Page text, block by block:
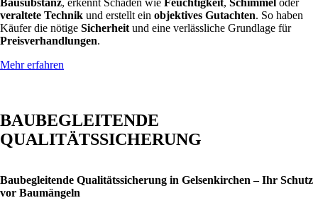
veraltete Technik und erstellt ein objektives Gutachten. So haben
Käufer die nötige Sicherheit und eine verlässliche Grundlage für
Preisverhandlungen.
Mehr erfahren
BAUBEGLEITENDE
QUALITÄTSSICHERUNG
Baubegleitende Qualitätssicherung in Gelsenkirchen – Ihr Schutz
vor Baumängeln